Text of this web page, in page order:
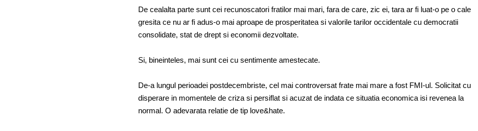
De cealalta parte sunt cei recunoscatori fratilor mai mari, fara de care, zic ei, tara ar fi luat-o pe o cale
gresita ce nu ar fi adus-o mai aproape de prosperitatea si valorile tarilor occidentale cu democratii
consolidate, stat de drept si economii dezvoltate.
Si, bineinteles, mai sunt cei cu sentimente amestecate.
De-a lungul perioadei postdecembriste, cel mai controversat frate mai mare a fost FMI-ul. Solicitat cu
disperare in momentele de criza si persiflat si acuzat de indata ce situatia economica isi revenea la
normal. O adevarata relatie de tip love&hate.